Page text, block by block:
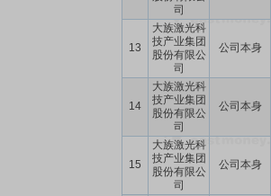
司
13
大族激光科
技产业集团
股份有限公
司
公司本身
14
大族激光科
技产业集团
股份有限公
司
公司本身
15
大族激光科
技产业集团
股份有限公
司
公司本身